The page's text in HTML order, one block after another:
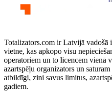
Totalizators.com ir Latvijā vadošā
vietne, kas apkopo visu
operatoriem un to licencēm vienā
azartspēļu organizators un
atbildīgi, zini savus limitus,
gadiem.